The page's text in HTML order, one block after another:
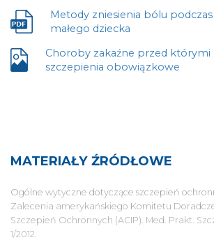
karcie
się
w
karcie
Metody zniesienia bólu
małego dziecka
Plik
się
w
Choroby zakaźne przed którymi
szczepienia obowiązkowe
Plik
MATERIAŁY ŹRÓDŁOWE
Ogólne wytyczne dotyczące szczepień
Zalecenia amerykańskiego Komitetu
Szczepień Ochronnych (ACIP). Med. Prakt.
1/2012.